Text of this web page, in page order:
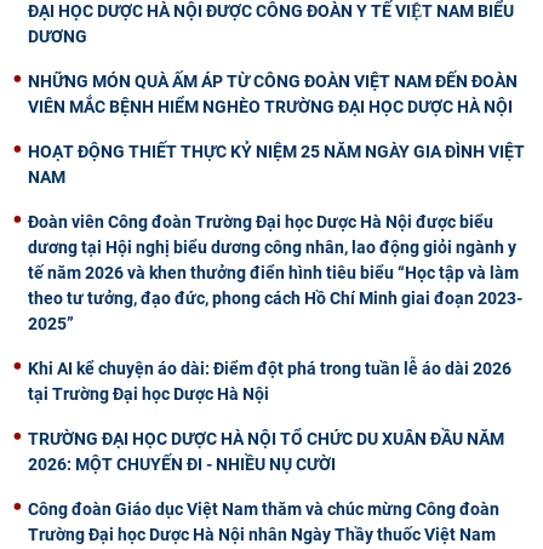
ĐẠI HỌC DƯỢC HÀ NỘI ĐƯỢC CÔNG ĐOÀN Y TẾ VIỆT NAM BIỂU
DƯƠNG
NHỮNG MÓN QUÀ ẤM ÁP TỪ CÔNG ĐOÀN VIỆT NAM ĐẾN ĐOÀN
VIÊN MẮC BỆNH HIỂM NGHÈO TRƯỜNG ĐẠI HỌC DƯỢC HÀ NỘI
HOẠT ĐỘNG THIẾT THỰC KỶ NIỆM 25 NĂM NGÀY GIA ĐÌNH VIỆT
NAM
Đoàn viên Công đoàn Trường Đại học Dược Hà Nội được biểu
dương tại Hội nghị biểu dương công nhân, lao động giỏi ngành y
tế năm 2026 và khen thưởng điển hình tiêu biểu “Học tập và làm
theo tư tưởng, đạo đức, phong cách Hồ Chí Minh giai đoạn 2023-
2025”
Khi AI kể chuyện áo dài: Điểm đột phá trong tuần lễ áo dài 2026
tại Trường Đại học Dược Hà Nội
TRƯỜNG ĐẠI HỌC DƯỢC HÀ NỘI TỔ CHỨC DU XUÂN ĐẦU NĂM
2026: MỘT CHUYẾN ĐI - NHIỀU NỤ CƯỜI
Công đoàn Giáo dục Việt Nam thăm và chúc mừng Công đoàn
Trường Đại học Dược Hà Nội nhân Ngày Thầy thuốc Việt Nam